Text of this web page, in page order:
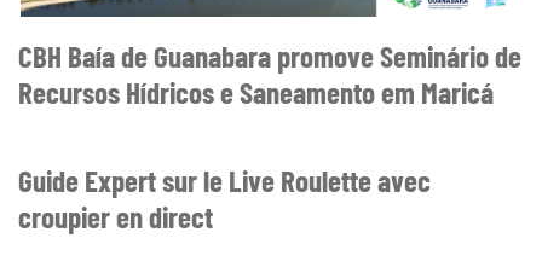
CBH Baía de Guanabara promove Seminário de
Recursos Hídricos e Saneamento em Maricá
Guide Expert sur le Live Roulette avec
croupier en direct